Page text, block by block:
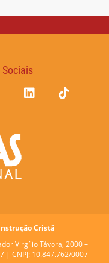
Sociais
Cristã
Virgílio Távora, 2000 –
| CNPJ: 10.847.762/0007-